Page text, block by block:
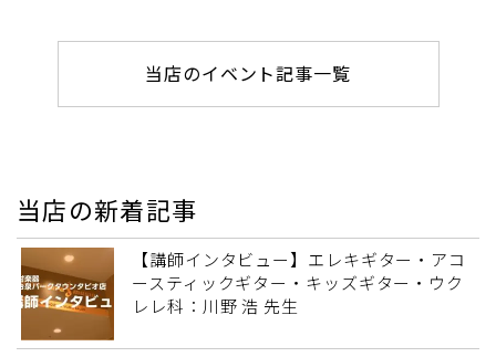
当店のイベント記事一覧
当店の新着記事
【講師インタビュー】エレキギター・アコ
ースティックギター・キッズギター・ウク
レレ科：川野 浩 先生